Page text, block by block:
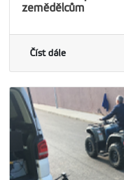
zemědělcům
Číst dále